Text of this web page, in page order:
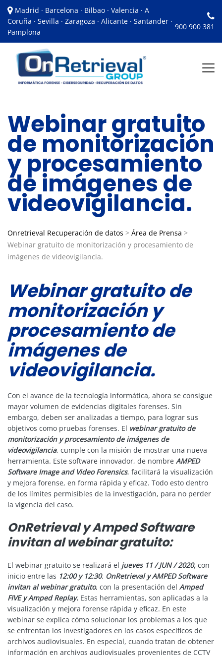
Madrid · Barcelona · Bilbao · Valencia · A
Coruña · Sevilla · Zaragoza · Alicante · Santander ·
Pamplona
900 900 381
Webinar gratuito
de monitorización
y procesamiento
de imágenes de
videovigilancia.
Onretrieval Recuperación de datos > Área de Prensa >
Webinar gratuito de monitorización y procesamiento de
imágenes de videovigilancia.
Webinar gratuito de
monitorización y
procesamiento de
imágenes de
videovigilancia.
Con el avance de la tecnología informática, ahora se consigue
mayor volumen de evidencias digitales forenses. Sin
embargo, deben ser analizadas a tiempo, para lograr sus
objetivos como pruebas forenses. El webinar gratuito de
monitorización y procesamiento de imágenes de
videovigilancia, cumple con la misión de mostrar una nueva
herramienta. Este software innovador, de nombre AMPED
Software Image and Video Forensics, facilitará la visualización
y mejora forense, en forma rápida y eficaz. Todo esto dentro
de los límites permisibles de la investigación, para no perder
la vigencia del caso.
OnRetrieval y Amped Software
invitan al webinar gratuito:
El webinar gratuito se realizará el jueves 11 / JUN / 2020, con
inicio entre las 12:00 y 12:30. OnRetrieval y AMPED Software
invitan al webinar gratuito, con la presentación del Amped
FIVE y Amped Replay. Estas herramientas, son aplicadas a la
visualización y mejora forense rápida y eficaz. En este
webinar se explica cómo solucionar los problemas a los que
se enfrentan los investigadores en los casos específicos de
archivos audiovisuales. En especial, cuando tratan de obtener
información en archivos audiovisuales provenientes de CCTV